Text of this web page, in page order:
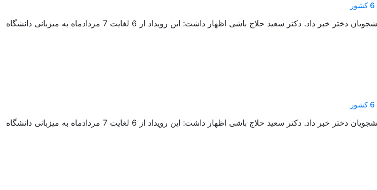
مدیر تربیت بدنی دانشگاه کاشان از کسب سهمیه ی هفدهمین المپیاد ورزشی تیم والیبال دانشجویان دختر خبر داد. دکتر سعید حلاج باشی اظهار داشت: این رویداد از 6 لغایت 7 مردادماه به میزبانی دانشگاه
مدیر تربیت بدنی دانشگاه کاشان از کسب سهمیه ی هفدهمین المپیاد ورزشی تیم والیبال دانشجویان دختر خبر داد. دکتر سعید حلاج باشی اظهار داشت: این رویداد از 6 لغایت 7 مردادماه به میزبانی دانشگاه